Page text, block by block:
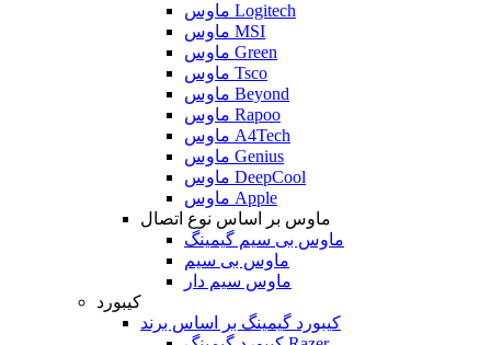
ماوس Logitech
ماوس MSI
ماوس Green
ماوس Tsco
ماوس Beyond
ماوس Rapoo
ماوس A4Tech
ماوس Genius
ماوس DeepCool
ماوس Apple
ماوس بر اساس نوع اتصال
ماوس بی سیم گیمینگ
ماوس بی سیم
ماوس سیم دار
کیبورد
کیبورد گیمینگ بر اساس برند